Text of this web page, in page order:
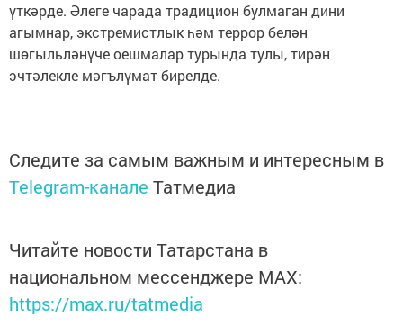
үткәрде. Әлеге чарада традицион булмаган дини
агымнар, экстремистлык һәм террор белән
шөгыльләнүче оешмалар турында тулы, тирән
эчтәлекле мәгълүмат бирелде.
Следите за самым важным и интересным в
Telegram-канале Татмедиа
Читайте новости Татарстана в
национальном мессенджере MАХ:
https://max.ru/tatmedia